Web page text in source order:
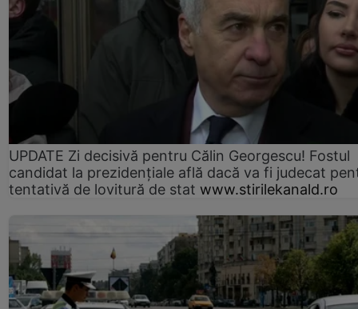
UPDATE Zi decisivă pentru Călin Georgescu! Fostul
candidat la prezidențiale află dacă va fi judecat
tentativă de lovitură de stat www.stirilekanald.ro